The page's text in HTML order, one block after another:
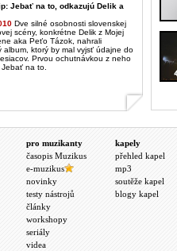
Jebať na to, odkazujú Delik a
Dve silné osobnosti slovenskej
scény, konkrétne Delik z Mojej
aka Peťo Tázok, nahrali
album, ktorý by mal vyjsť údajne do
Prvou ochutnávkou z neho
na to.
pro muzikanty
časopis Muzikus
e-muzikus
novinky
testy nástrojů
články
workshopy
seriály
videa
kapely
přehled kapel
mp3
soutěže kapel
blogy kapel